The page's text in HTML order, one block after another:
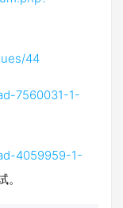
44
7560031-1-
4059959-1-